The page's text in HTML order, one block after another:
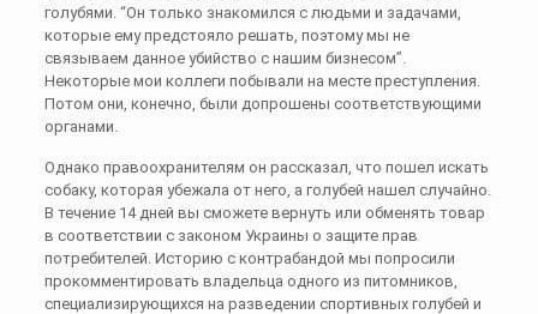
голубями. “Он только знакомился с людьми и задачами,
которые ему предстояло решать, поэтому мы не
связываем данное убийство с нашим бизнесом”.
Некоторые мои коллеги побывали на месте преступления.
Потом они, конечно, были допрошены соответствующими
органами.
Однако правоохранителям он рассказал, что пошел искать
собаку, которая убежала от него, а голубей нашел случайно.
В течение 14 дней вы сможете вернуть или обменять товар
в соответствии с законом Украины о защите прав
потребителей. Историю с контрабандой мы попросили
прокомментировать владельца одного из питомников,
специализирующихся на разведении спортивных голубей и